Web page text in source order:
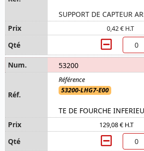
SUPPORT DE CAPTEUR
0,42 € H.T
53200
53200-LHG7-E00
TE DE FOURCHE
129,08 € H.T